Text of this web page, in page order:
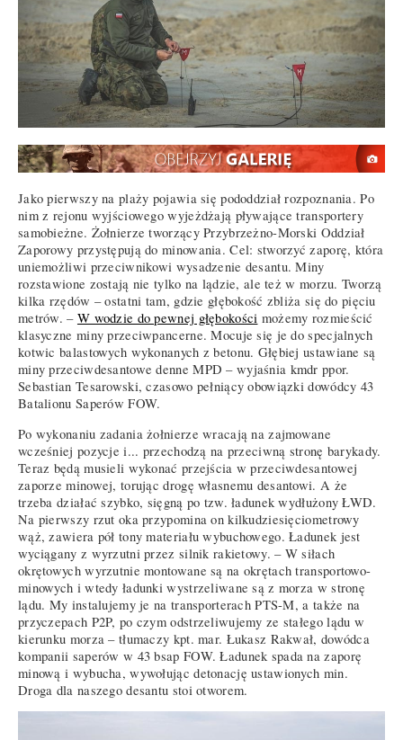
Jako pierwszy na plaży pojawia się pododdział rozpoznania. Po
nim z rejonu wyjściowego wyjeżdżają pływające transportery
samobieżne. Żołnierze tworzący Przybrzeżno-Morski Oddział
Zaporowy przystępują do minowania. Cel: stworzyć zaporę, która
uniemożliwi przeciwnikowi wysadzenie desantu. Miny
rozstawione zostają nie tylko na lądzie, ale też w morzu. Tworzą
kilka rzędów – ostatni tam, gdzie głębokość zbliża się do pięciu
metrów. – W wodzie do pewnej głębokości możemy rozmieścić
klasyczne miny przeciwpancerne. Mocuje się je do specjalnych
kotwic balastowych wykonanych z betonu. Głębiej ustawiane są
miny przeciwdesantowe denne MPD – wyjaśnia kmdr ppor.
Sebastian Tesarowski, czasowo pełniący obowiązki dowódcy 43
Batalionu Saperów FOW.
Po wykonaniu zadania żołnierze wracają na zajmowane
wcześniej pozycje i... przechodzą na przeciwną stronę barykady.
Teraz będą musieli wykonać przejścia w przeciwdesantowej
zaporze minowej, torując drogę własnemu desantowi. A że
trzeba działać szybko, sięgną po tzw. ładunek wydłużony ŁWD.
Na pierwszy rzut oka przypomina on kilkudziesięciometrowy
wąż, zawiera pół tony materiału wybuchowego. Ładunek jest
wyciągany z wyrzutni przez silnik rakietowy. – W siłach
okrętowych wyrzutnie montowane są na okrętach transportowo-
minowych i wtedy ładunki wystrzeliwane są z morza w stronę
lądu. My instalujemy je na transporterach PTS-M, a także na
przyczepach P2P, po czym odstrzeliwujemy ze stałego lądu w
kierunku morza – tłumaczy kpt. mar. Łukasz Rakwał, dowódca
kompanii saperów w 43 bsap FOW. Ładunek spada na zaporę
minową i wybucha, wywołując detonację ustawionych min.
Droga dla naszego desantu stoi otworem.